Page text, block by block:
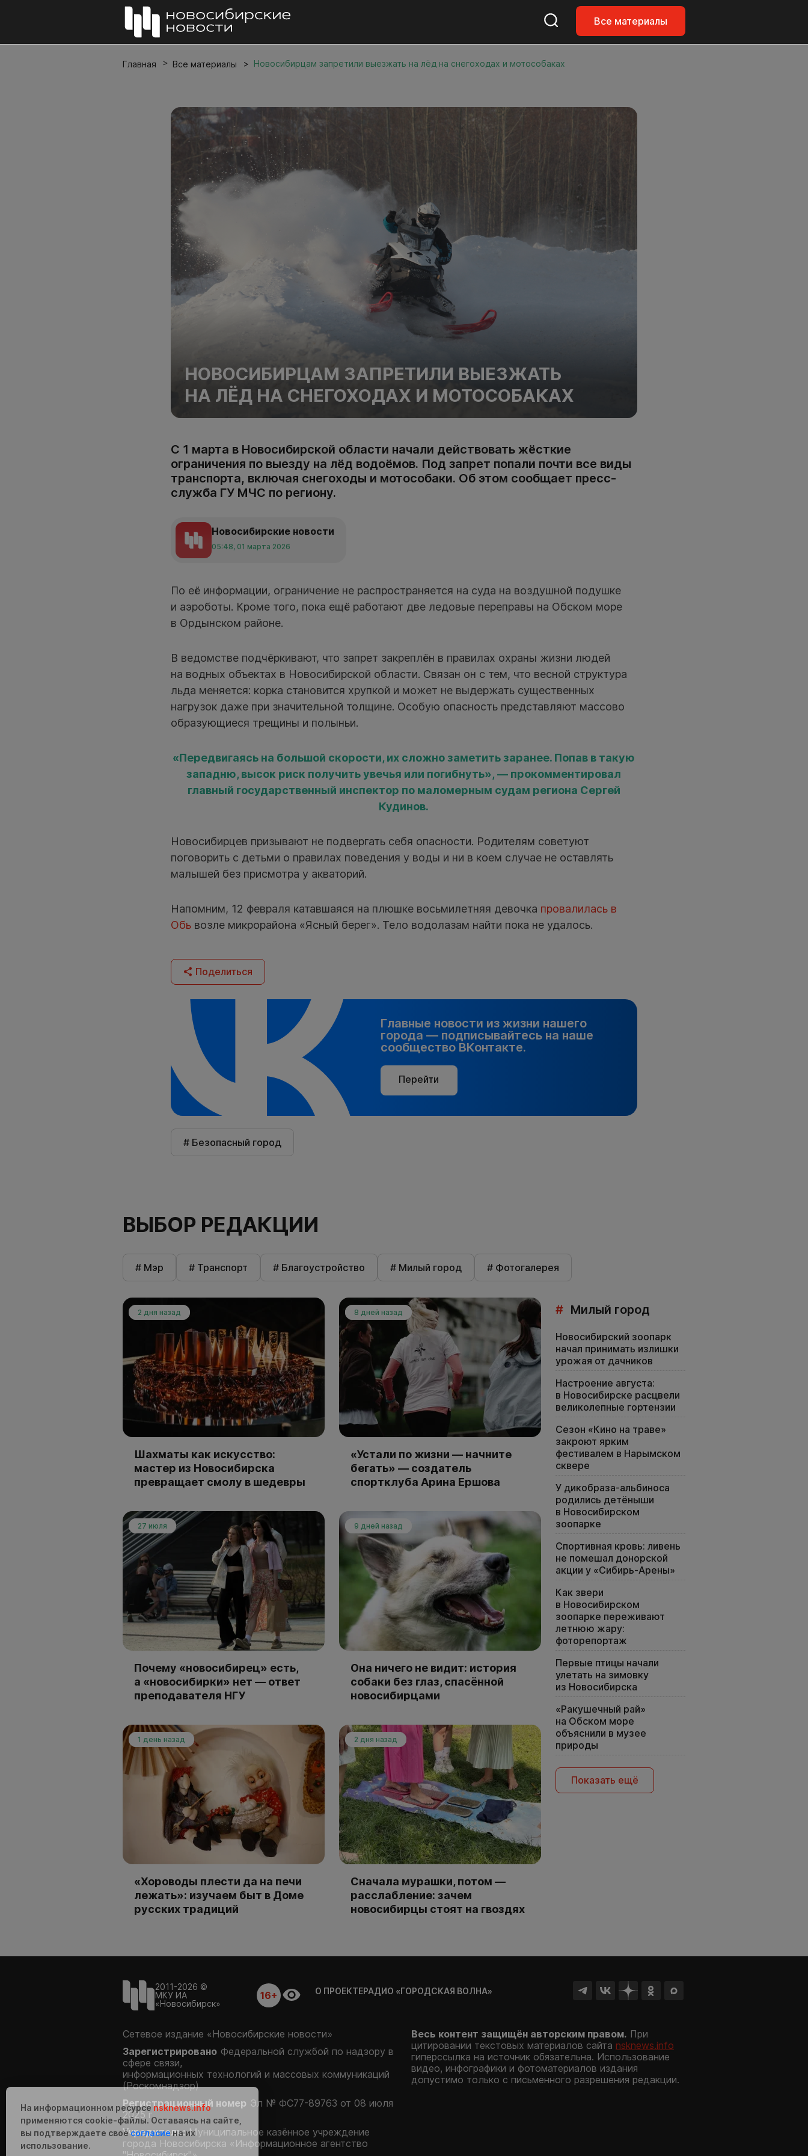
Все материалы
Главная Все материалы Новосибирцам запретили выезжать на лёд на снегоходах и мотособаках
НОВОСИБИРЦАМ ЗАПРЕТИЛИ ВЫЕЗЖАТЬ
НА ЛЁД НА СНЕГОХОДАХ И МОТОСОБАКАХ
С 1 марта в Новосибирской области начали действовать жёсткие
ограничения по выезду на лёд водоёмов. Под запрет попали почти все виды
транспорта, включая снегоходы и мотособаки. Об этом сообщает пресс-
служба ГУ МЧС по региону.
Новосибирские новости
05:48, 01 марта 2026
По её информации, ограничение не распространяется на суда на воздушной подушке
и аэроботы. Кроме того, пока ещё работают две ледовые переправы на Обском море
в Ордынском районе.
В ведомстве подчёркивают, что запрет закреплён в правилах охраны жизни людей
на водных объектах в Новосибирской области. Связан он с тем, что весной структура
льда меняется: корка становится хрупкой и может не выдержать существенных
нагрузок даже при значительной толщине. Особую опасность представляют массово
образующиеся трещины и полыньи.
«Передвигаясь на большой скорости, их сложно заметить заранее. Попав в такую
западню, высок риск получить увечья или погибнуть», — прокомментировал
главный государственный инспектор по маломерным судам региона Сергей
Кудинов.
Новосибирцев призывают не подвергать себя опасности. Родителям советуют
поговорить с детьми о правилах поведения у воды и ни в коем случае не оставлять
малышей без присмотра у акваторий.
Напомним, 12 февраля катавшаяся на плюшке восьмилетняя девочка провалилась в
Обьвозле микрорайона «Ясный берег». Тело водолазам найти пока не удалось.
Поделиться
Главные новости из жизни нашего
города — подписывайтесь на наше
сообщество ВКонтакте.
Перейти
# Безопасный город
ВЫБОР РЕДАКЦИИ
# Мэр # Транспорт # Благоустройство # Милый город # Фотогалерея
2 дня назад
Шахматы как искусство:
мастер из Новосибирска
превращает смолу в шедевры
8 дней назад
«Устали по жизни — начните
бегать» — создатель
спортклуба Арина Ершова
27 июля
Почему «новосибирец» есть,
а «новосибирки» нет — ответ
преподавателя НГУ
9 дней назад
Она ничего не видит: история
собаки без глаз, спасённой
новосибирцами
1 день назад
«Хороводы плести да на печи
лежать»: изучаем быт в Доме
русских традиций
2 дня назад
Сначала мурашки, потом —
расслабление: зачем
новосибирцы стоят на гвоздях
# Милый город
Новосибирский зоопарк
начал принимать излишки
урожая от дачников
Настроение августа:
в Новосибирске расцвели
великолепные гортензии
Сезон «Кино на траве»
закроют ярким
фестивалем в Нарымском
сквере
У дикобраза-альбиноса
родились детёныши
в Новосибирском
зоопарке
Спортивная кровь: ливень
не помешал донорской
акции у «Сибирь-Арены»
Как звери
в Новосибирском
зоопарке переживают
летнюю жару:
фоторепортаж
Первые птицы начали
улетать на зимовку
из Новосибирска
«Ракушечный рай»
на Обском море
объяснили в музее
природы
Показать ещё
2011-2026 ©
МКУ ИА
«Новосибирск»
16+ О ПРОЕКТЕРАДИО «ГОРОДСКАЯ ВОЛНА»
Сетевое издание «Новосибирские новости»
Зарегистрировано Федеральной службой по надзору в
сфере связи,
информационных технологий и массовых коммуникаций
(Роскомнадзор)
Регистрационный номер Эл № ФС77-89763 от 08 июля
2025 г.
Учредитель: Муниципальное казённое учреждение
города Новосибирска «Информационное агентство
Весь контент защищён авторским правом. При
цитировании текстовых материалов сайта nsknews.info
гиперссылка на источник обязательна. Использование
видео, инфографики и фотоматериалов издания
допустимо только с письменного разрешения редакции.
На информационном ресурсе nsknews.info
применяются cookie-файлы. Оставаясь на сайте,
вы подтверждаете своёсогласиена их
использование.